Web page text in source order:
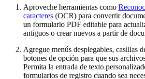
Aproveche herramientas como
caracteres (OCR) para convertir
un formulario PDF editable para
antiguos o crear nuevos a partir de
Agregue menús desplegables, casillas
botones de opción para que sus
Permita la entrada de texto
formularios de registro cuando sea